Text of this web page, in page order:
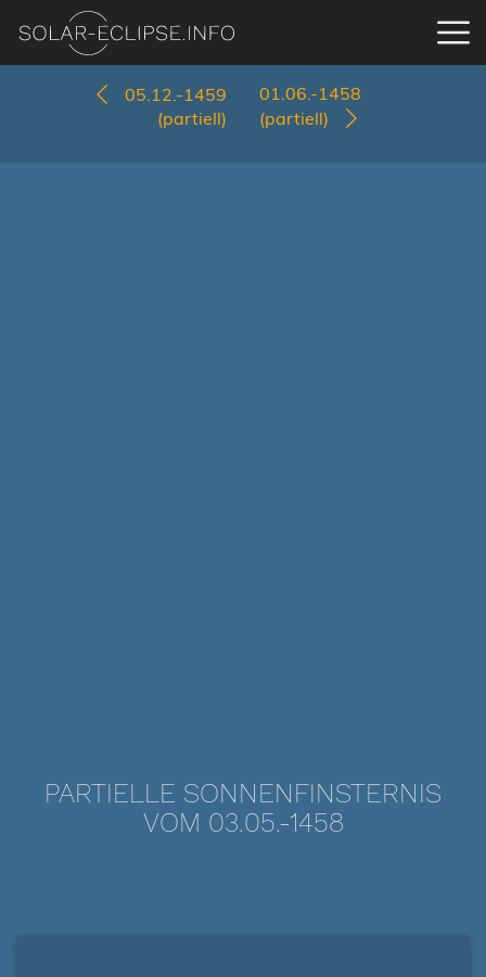
05.12.-1459
(partiell)
01.06.-1458
(partiell)
PARTIELLE SONNENFINSTERNIS
VOM 03.05.-1458